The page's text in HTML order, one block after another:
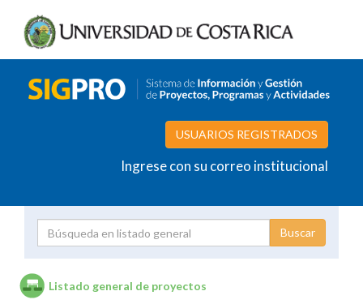
USUARIOS REGISTRADOS
Ingrese con su correo institucional
Listado general de proyectos